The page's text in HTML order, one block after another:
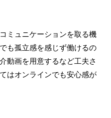
ミュニケーションを取る機
も孤立感を感じず働けるの
動画を用意するなど工夫さ
はオンラインでも安心感が